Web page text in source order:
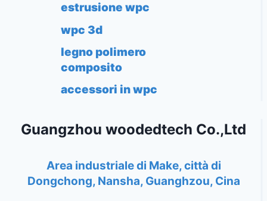
estrusione wpc
wpc 3d
legno polimero
composito
accessori in wpc
Guangzhou woodedtech Co.,Ltd
Area industriale di Make, città di
Dongchong, Nansha, Guanghzou, Cina